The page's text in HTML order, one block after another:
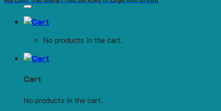
No products in the cart.
Cart
No products in the cart.